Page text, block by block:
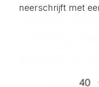
neerschrijft met